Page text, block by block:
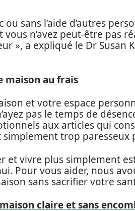
sans l’aide d’autres
n’avez peut-être pas
», a expliqué le Dr Susan
maison au frais
et votre espace
pas le temps de
aux articles qui
simplement trop paresseux
et vivre plus simplement
Pour vous aider, nous
sans sacrifier votre
claire et sans